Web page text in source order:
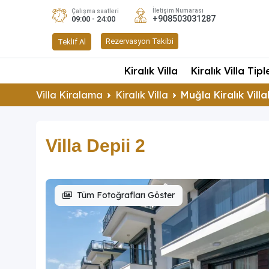
Çalışma saatleri
09:00 - 24:00
İletişim Numarası
+908503031287
Teklif Al Rezervasyon Takibi
Kiralık Villa Kiralık Villa
Villa Kiralama
Kiralık Villa Muğla Kiralık
Villa Depii 2
Tüm Fotoğrafları Göster